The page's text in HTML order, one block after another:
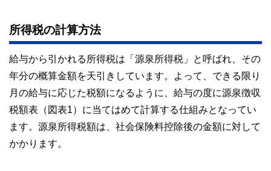
所得税の計算方法
給与から引かれる所得税は「源泉所得税」と呼ばれ、その
年分の概算金額を天引きしています。よって、できる限り
月の給与に応じた税額になるように、給与の度に源泉徴収
税額表（図表1）に当てはめて計算する仕組みとなってい
ます。源泉所得税額は、社会保険料控除後の金額に対して
かかります。